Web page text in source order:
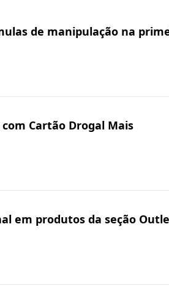
de manipulação na
Cartão Drogal Mais
em produtos da seção